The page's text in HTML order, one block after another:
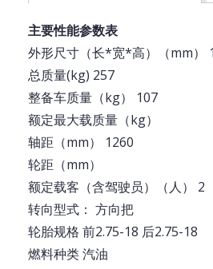
主要性能参数表
外形尺寸（长*宽*高）（mm）
总质量(kg) 257
整备车质量（kg） 107
额定最大载质量（kg）
轴距（mm） 1260
轮距（mm）
额定载客（含驾驶员）（人） 2
转向型式： 方向把
轮胎规格 前2.75-18 后2.75-18
燃料种类 汽油